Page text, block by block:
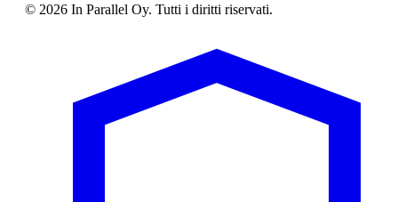
© 2026 In Parallel Oy. Tutti i diritti riservati.